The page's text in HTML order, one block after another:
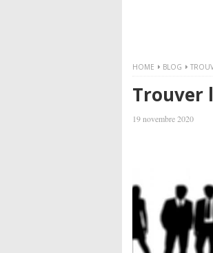
HOME BLOG
Trouver
19 novembre 2020